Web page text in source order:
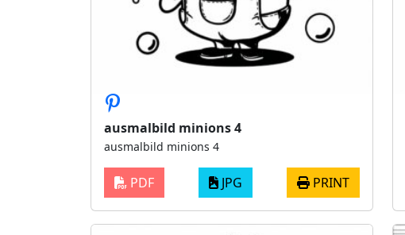
ausmalbild minions 4
ausmalbild minions 4
PDF JPG PRINT